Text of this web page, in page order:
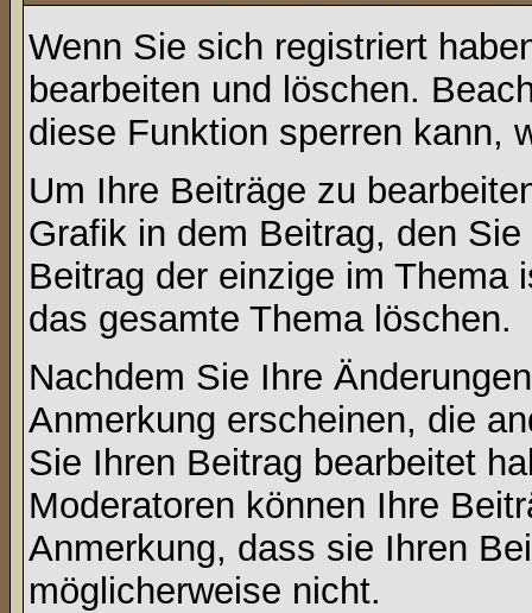
Wenn Sie sich registriert
bearbeiten und löschen.
diese Funktion sperren kann,
Um Ihre Beiträge zu
Grafik in dem Beitrag, den
Beitrag der einzige im Thema
das gesamte Thema löschen.
Nachdem Sie Ihre
Anmerkung erscheinen, die
Sie Ihren Beitrag bearbeitet
Moderatoren können Ihre
Anmerkung, dass sie Ihren
möglicherweise nicht.